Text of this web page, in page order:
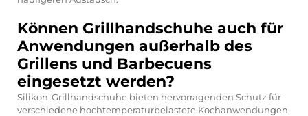
Können Grillhandschuhe auch für
Anwendungen außerhalb des
Grillens und Barbecuens
eingesetzt werden?
Silikon-Grillhandschuhe bieten hervorragenden Schutz für
verschiedene hochtemperaturbelastete Kochanwendungen,